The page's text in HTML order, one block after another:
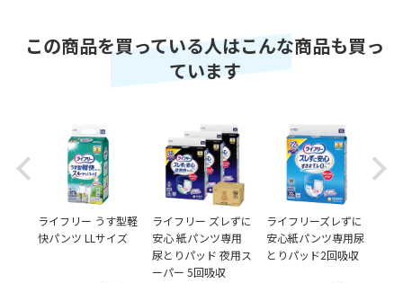
この商品を買っている人はこんな商品も買っ
ています
Previous
ライフリー うす型軽
快パンツ LLサイズ
ライフリー ズレずに
安心 紙パンツ専用
尿とりパッド 夜用ス
ーパー 5回吸収
ライフリーズレずに
安心紙パンツ専用尿
とりパッド2回吸収
Next